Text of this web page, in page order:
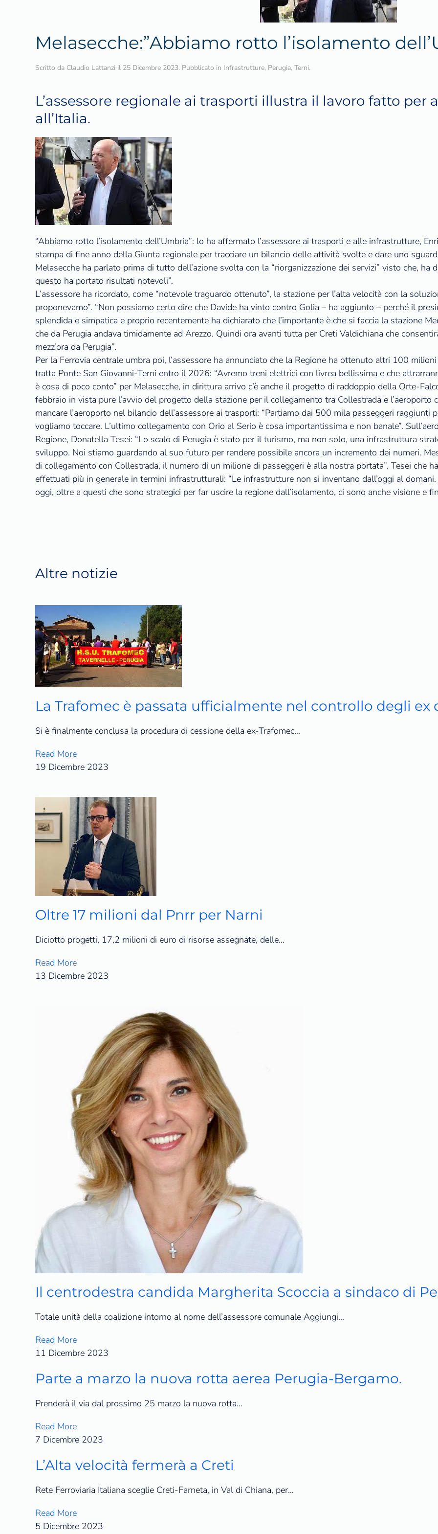
Melasecche:”Abbiamo rotto l’isolamento
Scritto da Claudio Lattanzi il 25 Dicembre 2023. Pubblicato in Infrastrutture, Perugia, Terni.
L’assessore regionale ai trasporti illustra il lavoro fatto per
all’Italia.
“Abbiamo rotto l’isolamento dell’Umbria”: lo ha affermato l’assessore ai trasporti e alle infrastrutture,
stampa di fine anno della Giunta regionale per tracciare un bilancio delle attività svolte e dare uno
Melasecche ha parlato prima di tutto dell’azione svolta con la “riorganizzazione dei servizi” visto che, ha
questo ha portato risultati notevoli”.
L’assessore ha ricordato, come “notevole traguardo ottenuto”, la stazione per l’alta velocità con la
proponevamo”. “Non possiamo certo dire che Davide ha vinto contro Golia – ha aggiunto – perché il
splendida e simpatica e proprio recentemente ha dichiarato che l’importante è che si faccia la stazione
che da Perugia andava timidamente ad Arezzo. Quindi ora avanti tutta per Creti Valdichiana che
mezz’ora da Perugia”.
Per la Ferrovia centrale umbra poi, l’assessore ha annunciato che la Regione ha ottenuto altri 100
tratta Ponte San Giovanni-Terni entro il 2026: “Avremo treni elettrici con livrea bellissima e che
è cosa di poco conto” per Melasecche, in dirittura arrivo c’è anche il progetto di raddoppio della Orte-
febbraio in vista pure l’avvio del progetto della stazione per il collegamento tra Collestrada e
mancare l’aeroporto nel bilancio dell’assessore ai trasporti: “Partiamo dai 500 mila passeggeri
vogliamo toccare. L’ultimo collegamento con Orio al Serio è cosa importantissima e non banale”.
Regione, Donatella Tesei: “Lo scalo di Perugia è stato per il turismo, ma non solo, una infrastruttura
sviluppo. Noi stiamo guardando al suo futuro per rendere possibile ancora un incremento dei numeri.
di collegamento con Collestrada, il numero di un milione di passeggeri è alla nostra portata”. Tesei che
effettuati più in generale in termini infrastrutturali: “Le infrastrutture non si inventano dall’oggi al
oggi, oltre a questi che sono strategici per far uscire la regione dall’isolamento, ci sono anche visione e
Altre notizie
La Trafomec è passata ufficialmente nel controllo degli ex
Si è finalmente conclusa la procedura di cessione della ex-Trafomec…
Read More
19 Dicembre 2023
Oltre 17 milioni dal Pnrr per Narni
Diciotto progetti, 17,2 milioni di euro di risorse assegnate, delle…
Read More
13 Dicembre 2023
Il centrodestra candida Margherita Scoccia a sindaco di
Totale unità della coalizione intorno al nome dell’assessore comunale Aggiungi…
Read More
11 Dicembre 2023
Parte a marzo la nuova rotta aerea Perugia-Bergamo.
Prenderà il via dal prossimo 25 marzo la nuova rotta…
Read More
7 Dicembre 2023
L’Alta velocità fermerà a Creti
Rete Ferroviaria Italiana sceglie Creti-Farneta, in Val di Chiana, per…
Read More
5 Dicembre 2023